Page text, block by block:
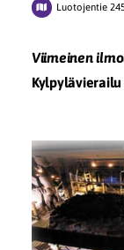
Luotojentie
Viimeinen